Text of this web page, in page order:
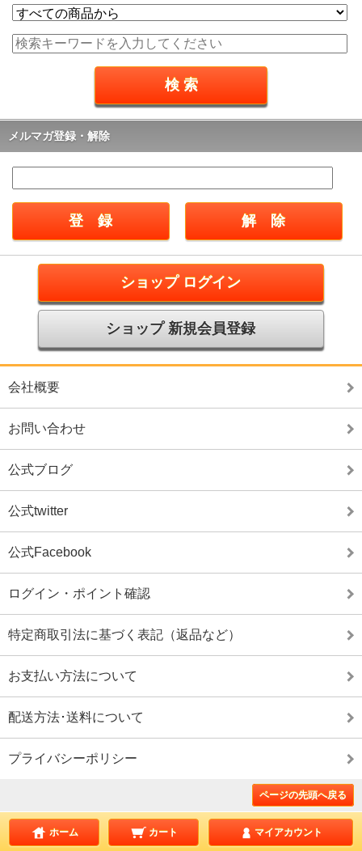
メルマガ登録・解除
ショップ ログイン
ショップ 新規会員登録
会社概要
お問い合わせ
公式ブログ
公式twitter
公式Facebook
ログイン・ポイント確認
特定商取引法に基づく表記（返品など）
お支払い方法について
配送方法･送料について
プライバシーポリシー
ページの先頭へ戻る
ホーム カート マイアカウント